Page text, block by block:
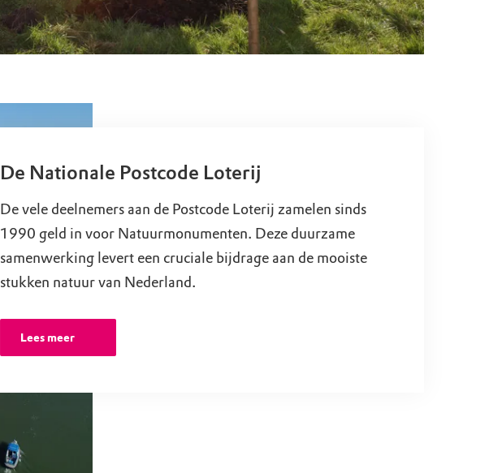
De Nationale Postcode Loterij
De vele deelnemers aan de Postcode Loterij zamelen sinds
1990 geld in voor Natuurmonumenten. Deze duurzame
samenwerking levert een cruciale bijdrage aan de mooiste
stukken natuur van Nederland.
Lees meer